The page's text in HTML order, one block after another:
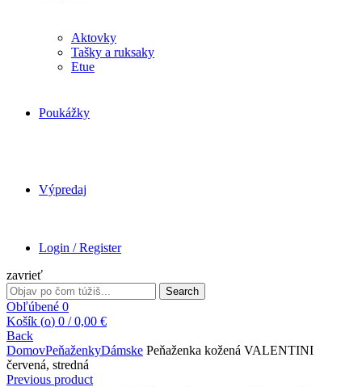
Aktovky
Tašky a ruksaky
Etue
Poukážky
Výpredaj
Login / Register
zavrieť
Search
for:
Search
Obľúbené 0
Košík (o) 0 / 0,00 €
Back
DomovPeňaženkyDámske Peňaženka kožená VALENTINI
červená, stredná
Previous product